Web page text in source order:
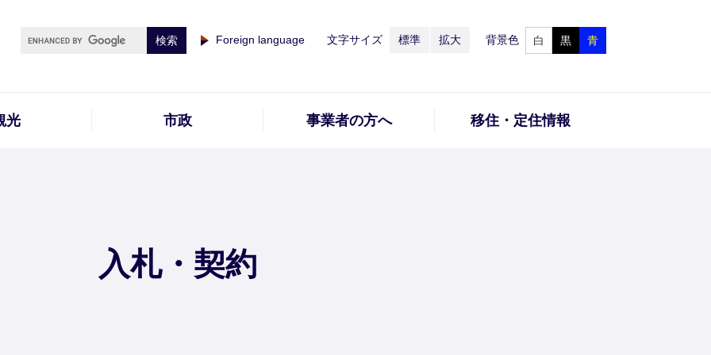
Foreign language 文字サイズ 標準 拡大 背景色 白 黒 青
光 市政 事業者の方へ 移住・定住情報
入札・契約